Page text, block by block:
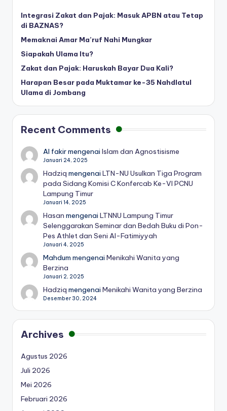
Integrasi Zakat dan Pajak: Masuk APBN atau Tetap
di BAZNAS?
Memaknai Amar Ma’ruf Nahi Mungkar
Siapakah Ulama Itu?
Zakat dan Pajak: Haruskah Bayar Dua Kali?
Harapan Besar pada Muktamar ke-35 Nahdlatul
Ulama di Jombang
Recent Comments
Al fakirmengenaiIslam dan Agnostisisme
Januari 24, 2025
Hadziq mengenaiLTN-NU Usulkan Tiga Program
pada Sidang Komisi C Konfercab Ke-VI PCNU
Lampung Timur
Januari 14, 2025
Hasan mengenaiLTNNU Lampung Timur
Selenggarakan Seminar dan Bedah Buku di Pon-
Pes Athlet dan Seni Al-Fatimiyyah
Januari 4, 2025
Mahdum mengenaiMenikahi Wanita yang
Berzina
Januari 2, 2025
Hadziq mengenaiMenikahi Wanita yang Berzina
Desember 30, 2024
Archives
Agustus 2026
Juli 2026
Mei 2026
Februari 2026